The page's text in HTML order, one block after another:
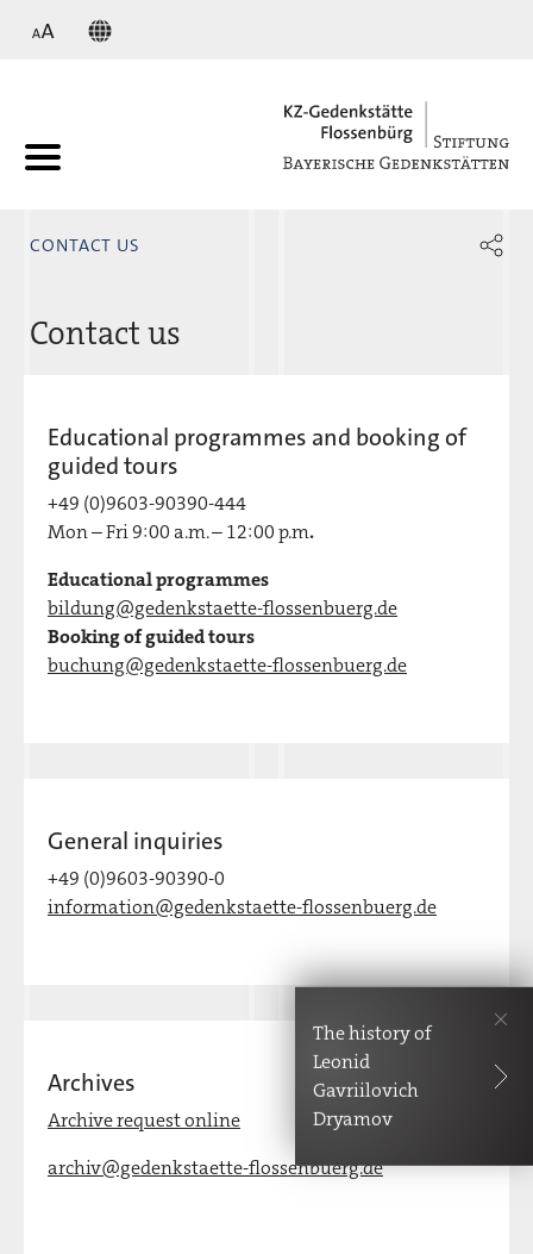
CONTACT US
Contact us
Educational programmes and booking of
guided tours
+49 (0)9603-90390-444
Mon – Fri 9:00 a.m. – 12:00 p.m.
Educational programmes
bildung@gedenkstaette-flossenbuerg.de
Booking of guided tours
buchung@gedenkstaette-flossenbuerg.de
General inquiries
+49 (0)9603-90390-0
information@gedenkstaette-flossenbuerg.de
Archives
Archive request online
archiv@gedenkstaette-flossenbuerg.de
The history of
Leonid
Gavriilovich
Dryamov